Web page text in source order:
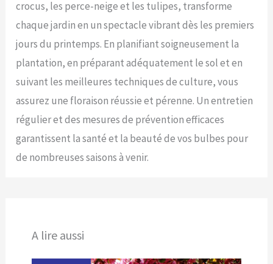
crocus, les perce-neige et les tulipes, transforme
chaque jardin en un spectacle vibrant dès les premiers
jours du printemps. En planifiant soigneusement la
plantation, en préparant adéquatement le sol et en
suivant les meilleures techniques de culture, vous
assurez une floraison réussie et pérenne. Un entretien
régulier et des mesures de prévention efficaces
garantissent la santé et la beauté de vos bulbes pour
de nombreuses saisons à venir.
A lire aussi